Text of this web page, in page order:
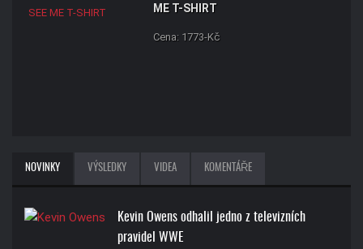
ME T-SHIRT
Cena: 1773-Kč
NOVINKY VÝSLEDKY VIDEA KOMENTÁŘE
Kevin Owens odhalil jedno z televizních
pravidel WWE